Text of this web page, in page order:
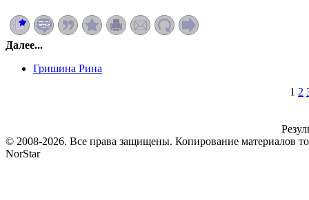
Далее...
Гришина Рина
1 2
© 2008-2026. Все права защищены. Копирование материалов
NorStar